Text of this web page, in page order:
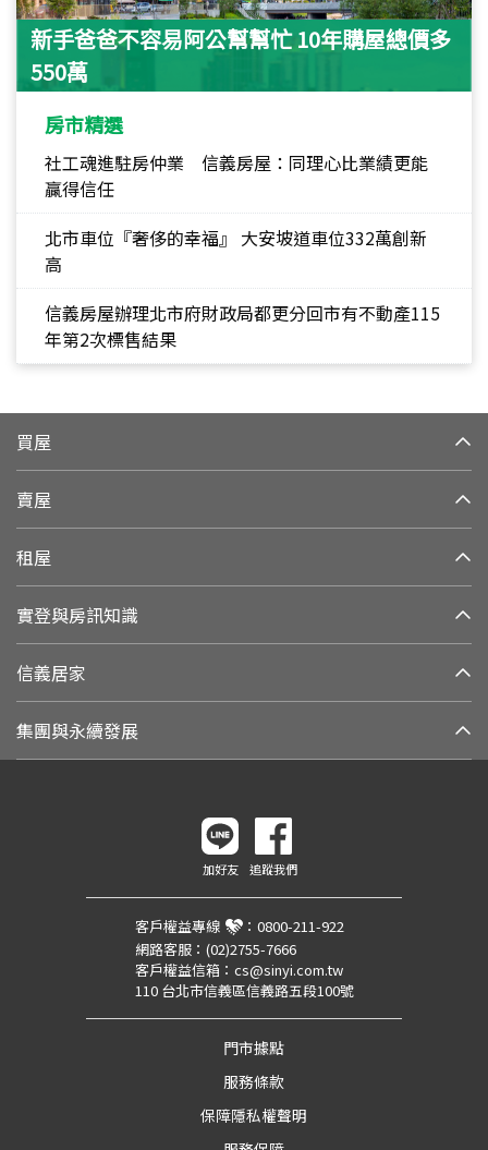
新手爸爸不容易阿公幫幫忙 10年購屋總價多
550萬
房市精選
社工魂進駐房仲業 信義房屋：同理心比業績更能
贏得信任
北市車位『奢侈的幸福』 大安坡道車位332萬創新
高
信義房屋辦理北市府財政局都更分回市有不動產115
年第2次標售結果
買屋
賣屋
租屋
實登與房訊知識
信義居家
集團與永續發展
加好友 追蹤我們
客戶權益專線 ： 0800-211-922
網路客服： (02)2755-7666
客戶權益信箱： cs@sinyi.com.tw
110 台北市信義區信義路五段100號
門市據點
服務條款
保障隱私權聲明